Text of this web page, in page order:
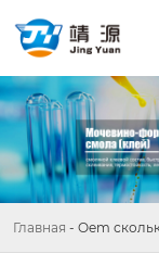
Главная - Oem